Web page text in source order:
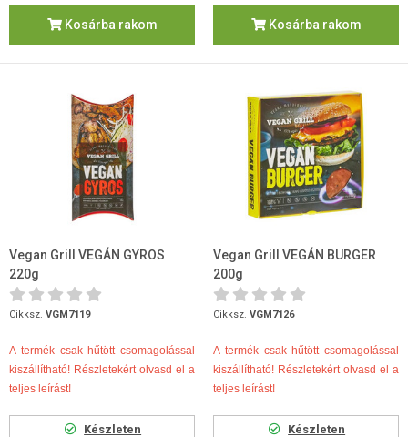
Kosárba rakom Kosárba rakom
Vegan Grill VEGÁN GYROS
220g
Cikksz. VGM7119
A termék csak hűtött csomagolással
kiszállítható! Részletekért olvasd el a
teljes leírást!
Készleten
Vegan Grill VEGÁN BURGER
200g
Cikksz. VGM7126
A termék csak hűtött csomagolással
kiszállítható! Részletekért olvasd el a
teljes leírást!
Készleten